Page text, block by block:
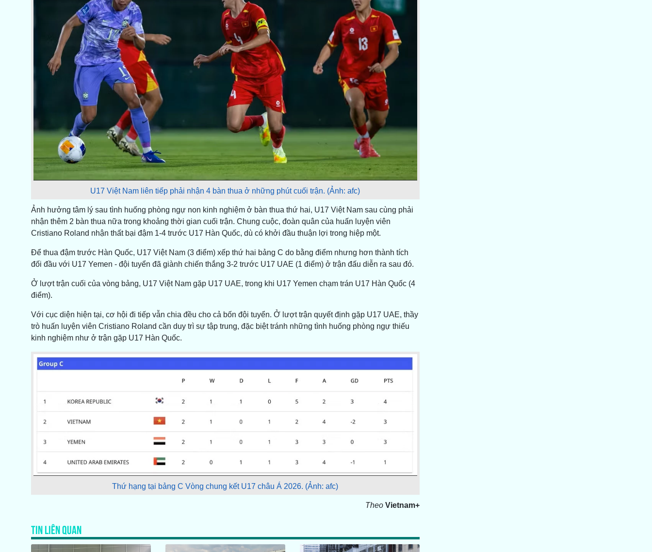
U17 Việt Nam liên tiếp phải nhận 4 bàn thua ở những phút cuối trận. (Ảnh: afc)​
Ảnh hưởng tâm lý sau tình huống phòng ngự non kinh nghiệm ở bàn thua thứ hai, U17 Việt Nam sau cùng phải
nhận thêm 2 bàn thua nữa trong khoảng thời gian cuối trận. Chung cuộc, đoàn quân của huấn luyện viên
Cristiano Roland nhận thất bại đậm 1-4 trước U17 Hàn Quốc, dù có khởi đầu thuận lợi trong hiệp một.
​Để thua đậm trước Hàn Quốc, U17 Việt Nam (3 điểm) xếp thứ hai bảng C do bằng điểm nhưng hơn thành tích
đối đầu với U17 Yemen - đội tuyển đã giành chiến thắng 3-2 trước U17 UAE (1 điểm) ở trận đấu diễn ra sau đó.
​Ở lượt trận cuối của vòng bảng, U17 Việt Nam gặp U17 UAE, trong khi U17 Yemen chạm trán U17 Hàn Quốc (4
điểm).
Với cục diện hiện tại, cơ hội đi tiếp vẫn chia đều cho cả bốn đội tuyển. Ở lượt trận quyết định gặp U17 UAE, thầy
trò huấn luyện viên Cristiano Roland cần duy trì sự tập trung, đặc biệt tránh những tình huống phòng ngự thiếu
kinh nghiệm như ở trận gặp U17 Hàn Quốc.
Thứ hạng tại bảng C Vòng chung kết U17 châu Á 2026. (Ảnh: afc)
Theo Vietnam+
TIN LIÊN QUAN